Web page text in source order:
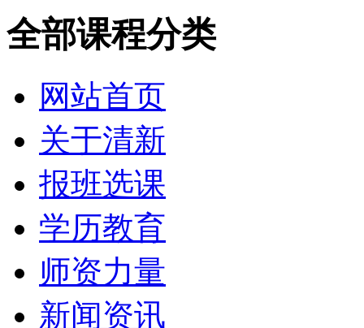
全部课程分类
网站首页
关于清新
报班选课
学历教育
师资力量
新闻资讯